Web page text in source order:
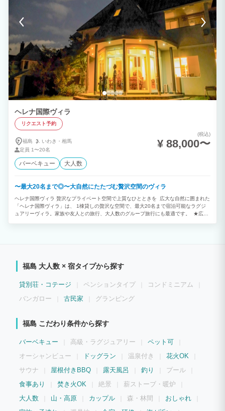
ヘレナ国際ヴィラ
リクエスト予約
福島 いわき・ 相馬
定員 1〜20名
(税込)
¥ 88,000〜
バーベキュー 大人数
〜最大20名まで◎〜大自然にたたづむ贅沢空間のヴィラ
ヘレナ国際ヴィラ 贅沢なプライベート空間で上質なひとときを 広大な自然に囲まれた
「ヘレナ国際ヴィラ」は、 1棟貸しの贅沢な空間で、最大20名まで宿泊可能なラグジ
ュアリーヴィラ。家族や友人との旅行、大人数のグループ旅行にも最適です。 ★広々
に浸かる贅沢な時間をお楽しみください。 ★充実のアクティビティで1日中満喫！ ヴ
通して楽しめるアクティビティが充実！周辺には 9か所の海水浴場やスパリゾートハワ
イアンズ など、多彩な観光スポットもあり、滞在中の楽しみ方は無限大です。 ★こん
な方におすすめ！ ◯大人数での旅行を計画している方 ◯一棟貸しのプライベート空間
福島 大人数 × 宿タイプから探す
貸別荘・コテージ ペンションタイプ
コンドミニアム
バンガロー
古民家 グランピング
福島 こだわり条件から探す
バーベキュー 高級・ラグジュアリー
ペット可
オーシャンビュー
ドッグラン 温泉付き
花火OK
サウナ
屋根付きBBQ 露天風呂 釣り
プール
食事あり
焚き火OK 絶景
薪ストーブ・暖炉
大人数
山・高原 カップル 森・林間
おしゃれ